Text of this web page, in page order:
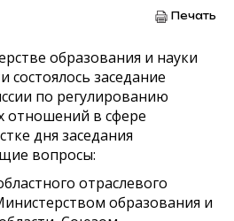
Печать
образования и науки
состоялось заседание
по регулированию
отношений в сфере
дня заседания
вопросы:
отраслевого
образования и